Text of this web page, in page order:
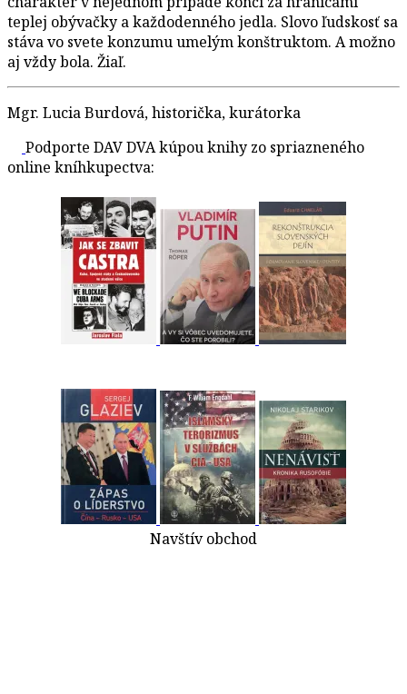
teplej obývačky a každodenného jedla. Slovo ľudskosť sa
stáva vo svete konzumu umelým konštruktom. A možno
aj vždy bola. Žiaľ.
Mgr. Lucia Burdová, historička, kurátorka
Podporte DAV DVA kúpou knihy zo spriazneného
online kníhkupectva:
Navštív obchod